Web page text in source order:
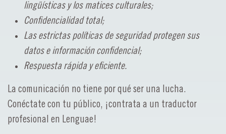
lingüísticas y los matices culturales;
Confidencialidad total;
Las estrictas políticas de seguridad protegen sus
datos e información confidencial;
Respuesta rápida y eficiente.
La comunicación no tiene por qué ser una lucha.
Conéctate con tu público, ¡contrata a un traductor
profesional en Lenguae!